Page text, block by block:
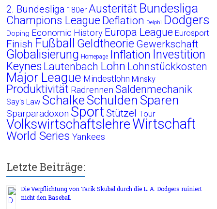
2. Bundesliga 180er Austerität Bundesliga
Champions League Deflation Delphi Dodgers
Doping Economic History Europa League Eurosport
Finish Fußball Geldtheorie Gewerkschaft
Globalisierung Homepage Inflation Investition
Keynes Lautenbach Lohn Lohnstückkosten
Major League Mindestlohn Minsky
Produktivität Radrennen Saldenmechanik
Say's Law Schalke Schulden Sparen
Sparparadoxon Sport Stützel Tour
VolkswirtschaftslehreWirtschaft
World Series Yankees
Letzte Beiträge:
Die Verpflichtung von Tarik Skubal durch die L. A. Dodgers ruiniert
nicht den Baseball